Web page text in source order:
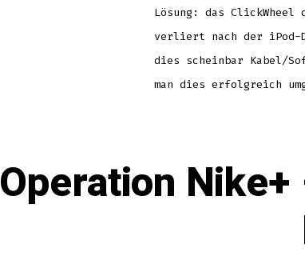
Lösung: das
verliert nach der iPod-
dies scheinbar Kabel/
man dies erfolgreich
Operation